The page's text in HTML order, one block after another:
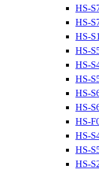
HS-
HS-
HS-
HS-
HS-
HS-
HS-
HS-
HS-
HS-
HS-
HS-